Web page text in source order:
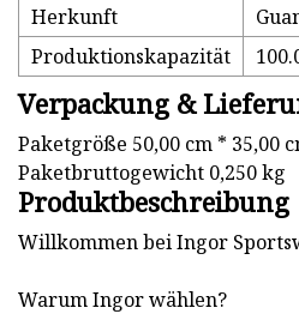
Herkunft
Produktionskapazität
Verpackung &
Paketgröße 50,00 cm * 35,00
Paketbruttogewicht 0,250 kg
Produktbeschreibung
Willkommen bei Ingor
Warum Ingor wählen?